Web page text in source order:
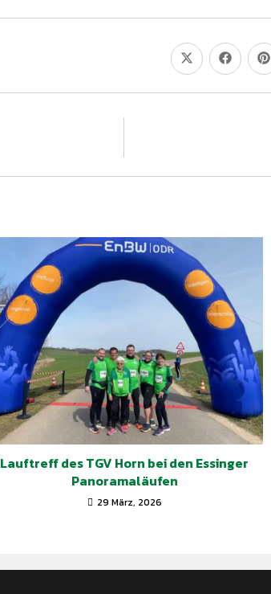
Lauftreff des TGV Horn bei den Essinger
Panoramaläufen
29 März, 2026